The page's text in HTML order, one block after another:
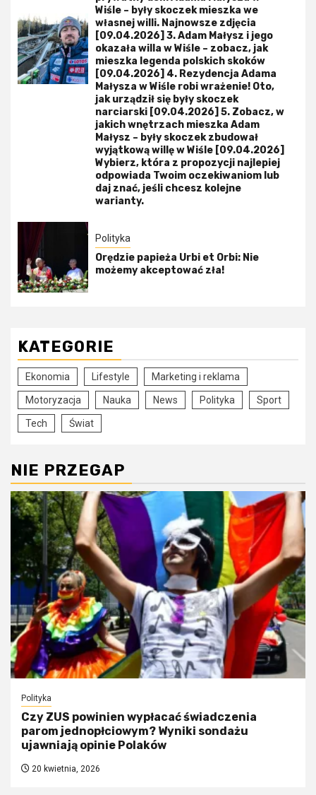
Wiśle – były skoczek mieszka we
własnej willi. Najnowsze zdjęcia
[09.04.2026] 3. Adam Małysz i jego
okazała willa w Wiśle – zobacz, jak
mieszka legenda polskich skoków
[09.04.2026] 4. Rezydencja Adama
Małysza w Wiśle robi wrażenie! Oto,
jak urządził się były skoczek
narciarski [09.04.2026] 5. Zobacz, w
jakich wnętrzach mieszka Adam
Małysz – były skoczek zbudował
wyjątkową willę w Wiśle [09.04.2026]
Wybierz, która z propozycji najlepiej
odpowiada Twoim oczekiwaniom lub
daj znać, jeśli chcesz kolejne
warianty.
Polityka
Orędzie papieża Urbi et Orbi: Nie
możemy akceptować zła!
KATEGORIE
Ekonomia Lifestyle Marketing i reklama
Motoryzacja Nauka News Polityka Sport
Tech Świat
NIE PRZEGAP
Polityka
Czy ZUS powinien wypłacać świadczenia
parom jednopłciowym? Wyniki sondażu
ujawniają opinie Polaków
20 kwietnia, 2026